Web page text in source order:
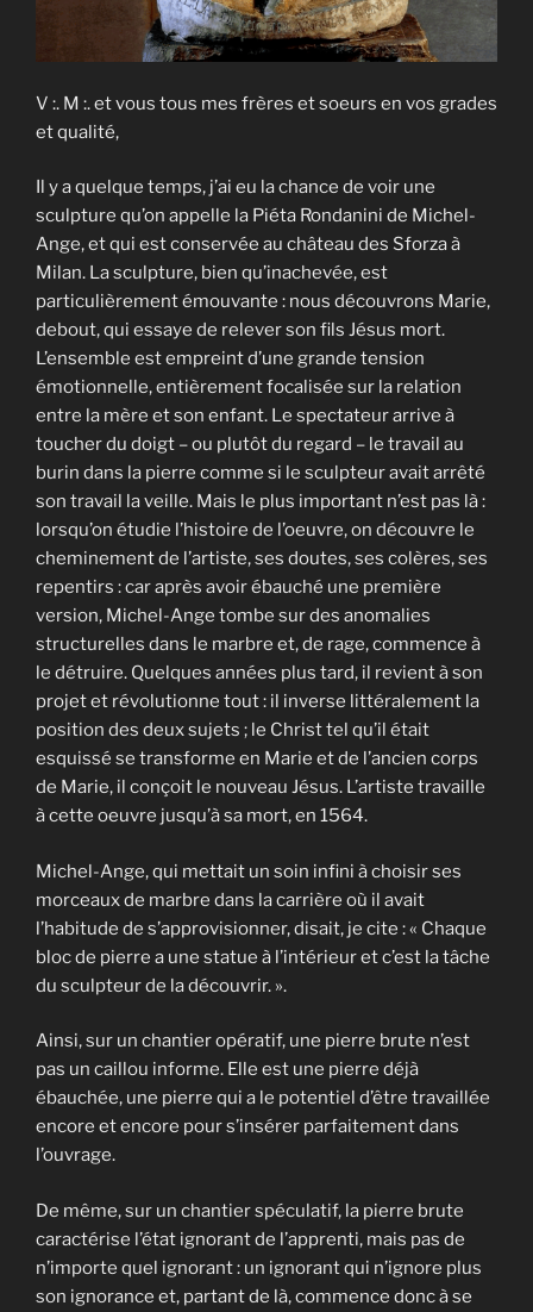
V :. M :. et vous tous mes frères et soeurs en vos grades
et qualité,
Il y a quelque temps, j’ai eu la chance de voir une
sculpture qu’on appelle la Piéta Rondanini de Michel-
Ange, et qui est conservée au château des Sforza à
Milan. La sculpture, bien qu’inachevée, est
particulièrement émouvante : nous découvrons Marie,
debout, qui essaye de relever son fils Jésus mort.
L’ensemble est empreint d’une grande tension
émotionnelle, entièrement focalisée sur la relation
entre la mère et son enfant. Le spectateur arrive à
toucher du doigt – ou plutôt du regard – le travail au
burin dans la pierre comme si le sculpteur avait arrêté
son travail la veille. Mais le plus important n’est pas là :
lorsqu’on étudie l’histoire de l’oeuvre, on découvre le
cheminement de l’artiste, ses doutes, ses colères, ses
repentirs : car après avoir ébauché une première
version, Michel-Ange tombe sur des anomalies
structurelles dans le marbre et, de rage, commence à
le détruire. Quelques années plus tard, il revient à son
projet et révolutionne tout : il inverse littéralement la
position des deux sujets ; le Christ tel qu’il était
esquissé se transforme en Marie et de l’ancien corps
de Marie, il conçoit le nouveau Jésus. L’artiste travaille
à cette oeuvre jusqu’à sa mort, en 1564.
Michel-Ange, qui mettait un soin infini à choisir ses
morceaux de marbre dans la carrière où il avait
l’habitude de s’approvisionner, disait, je cite : « Chaque
bloc de pierre a une statue à l’intérieur et c’est la tâche
du sculpteur de la découvrir. ».
Ainsi, sur un chantier opératif, une pierre brute n’est
pas un caillou informe. Elle est une pierre déjà
ébauchée, une pierre qui a le potentiel d’être travaillée
encore et encore pour s’insérer parfaitement dans
l’ouvrage.
De même, sur un chantier spéculatif, la pierre brute
caractérise l’état ignorant de l’apprenti, mais pas de
n’importe quel ignorant : un ignorant qui n’ignore plus
son ignorance et, partant de là, commence donc à se